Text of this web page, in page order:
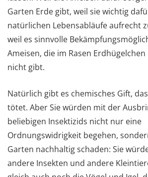
Garten Erde gibt, weil sie wichtig
natürlichen Lebensabläufe aufrecht
weil es sinnvolle
Ameisen, die im Rasen
nicht gibt.
Natürlich gibt es chemisches Gift,
tötet. Aber Sie würden mit der
beliebigen Insektizids nicht nur eine
Ordnungswidrigkeit begehen,
Garten nachhaltig schaden: Sie
andere Insekten und andere